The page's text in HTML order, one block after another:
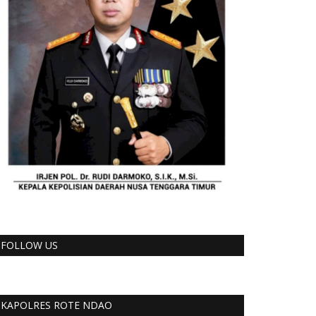
FOLLOW US
KAPOLRES ROTE NDAO